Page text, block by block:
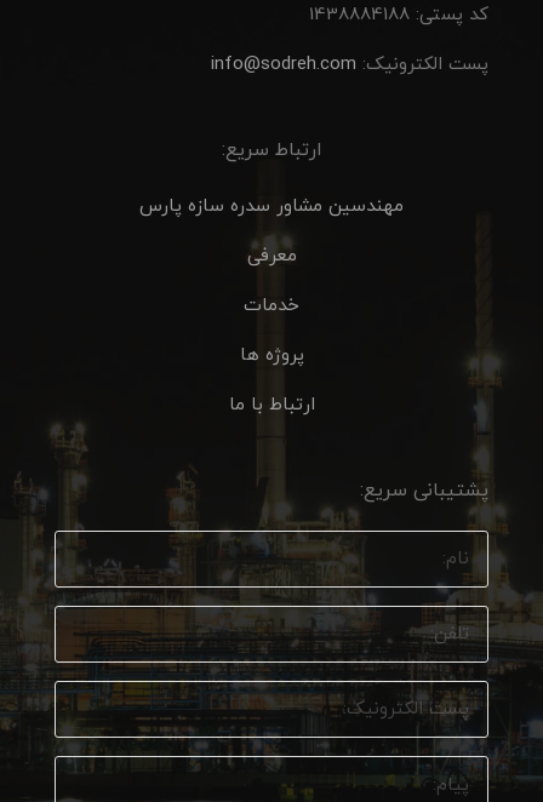
کد پستی: 1438884188
پست الکترونیک: info@sodreh.com
ارتباط سریع:
مهندسین مشاور سدره سازه پارس
معرفی
خدمات
پروژه ها
ارتباط با ما
پشتیبانی سریع: